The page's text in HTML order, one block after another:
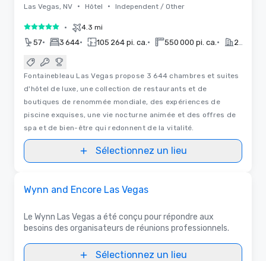
Las Vegas, NV • Hôtel • Independent / Other
5 sur 5 • 4.3 mi
57• 3 644• 105 264 pi. ca. • 550 000 pi. ca. •
Fontainebleau Las Vegas propose 3 644 chambres et suites
d'hôtel de luxe, une collection de restaurants et de
boutiques de renommée mondiale, des expériences de
piscine exquises, une vie nocturne animée et des offres de
spa et de bien-être qui redonnent de la vitalité.
Sélectionnez un lieu
Wynn and Encore Las Vegas
Le Wynn Las Vegas a été conçu pour répondre aux
besoins des organisateurs de réunions professionnels.
Sélectionnez un lieu